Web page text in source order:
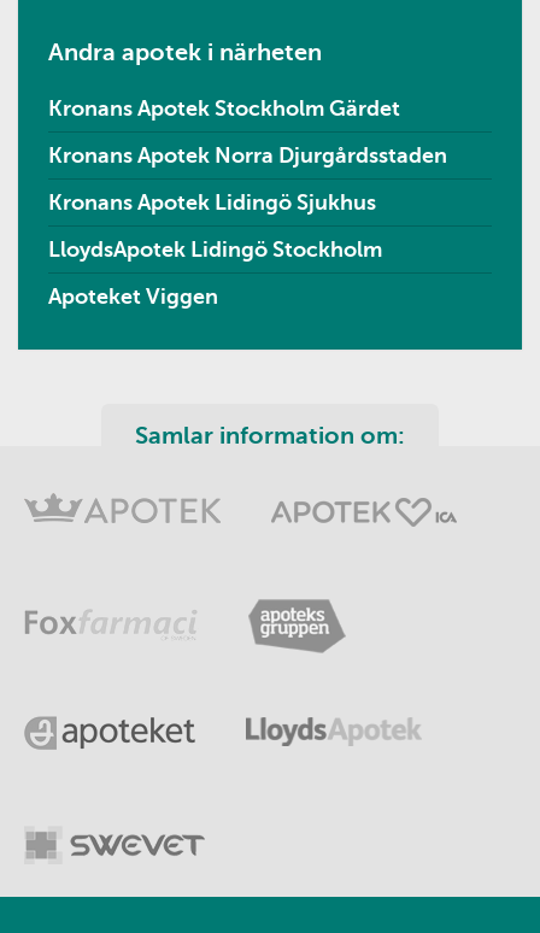
Andra apotek i närheten
Kronans Apotek Stockholm Gärdet
Kronans Apotek Norra Djurgårdsstaden
Kronans Apotek Lidingö Sjukhus
LloydsApotek Lidingö Stockholm
Apoteket Viggen
Samlar information om: